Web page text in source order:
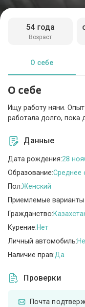
Возраст
54 года
О себе
О себе
Ищу работу няни.
работала долго, пока
Данные
Дата рождения:28
Образование:Среднее
Пол:Женский
Приемлемые варианты
Гражданство:
Курение:Нет
Личный автомобиль:
Наличие прав:Да
Проверки
Почта